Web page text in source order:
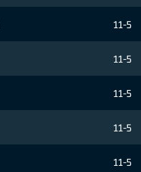
11-5
11-5
11-5
11-5
11-5